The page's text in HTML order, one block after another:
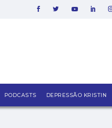
PODCASTS DEPRESSÃO KRISTIN